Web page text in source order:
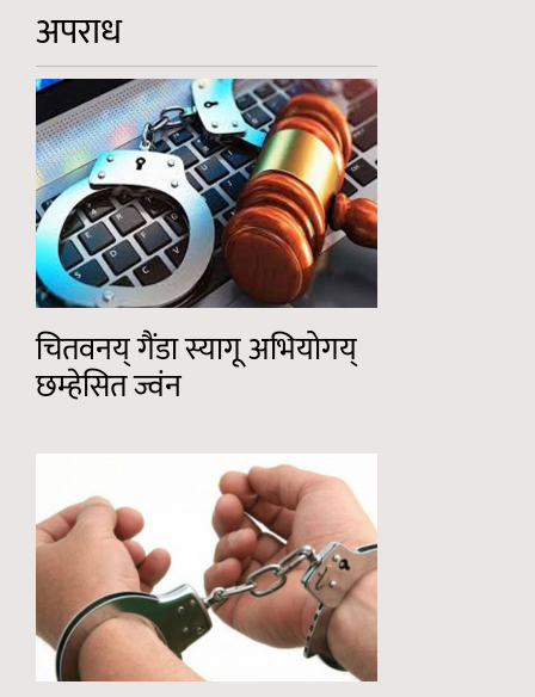
अपराध
चितवनय् गैंडा स्यागू अभियोगय्
छम्हेसित ज्वंन